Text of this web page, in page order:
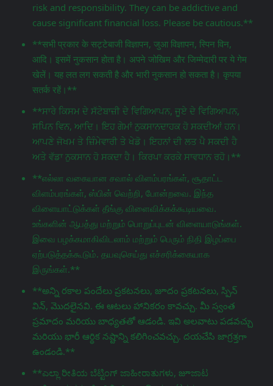
risk and responsibility. They can be addictive and
cause significant financial loss. Please be cautious.**
**सभी प्रकार के सट्टेबाजी विज्ञापन, जुआ विज्ञापन, स्पिन विन,
आदि। इसमें नुकसान होता है। अपने जोखिम और जिम्मेदारी पर ये गेम
खेलें। यह लत लग सकती है और भारी नुकसान हो सकता है। कृपया
सतर्क रहें।**
**ਸਾਰੇ ਕਿਸਮ ਦੇ ਸੱਟੇਬਾਜ਼ੀ ਦੇ ਵਿਗਿਆਪਨ, ਜੂਏ ਦੇ ਵਿਗਿਆਪਨ,
ਸਪਿਨ ਵਿਨ, ਆਦਿ। ਇਹ ਗੇਮਾਂ ਨੁਕਸਾਨਦਾਹਕ ਹੋ ਸਕਦੀਆਂ ਹਨ।
ਆਪਣੇ ਜੋਖਮ ਤੇ ਜ਼ਿੰਮੇਵਾਰੀ ਤੇ ਖੇਡੋ। ਇਹਨਾਂ ਦੀ ਲਤ ਪੈ ਸਕਦੀ ਹੈ
ਅਤੇ ਵੱਡਾ ਨੁਕਸਾਨ ਹੋ ਸਕਦਾ ਹੈ। ਕਿਰਪਾ ਕਰਕੇ ਸਾਵਧਾਨ ਰਹੋ।**
**எல்லா வகையான சவால் விளம்பரங்கள், சூதாட்ட
விளம்பரங்கள், ஸ்பின் வெற்றி, போன்றவை. இந்த
விளையாட்டுக்கள் தீங்கு விளைவிக்கக்கூடியவை.
உங்களின் ஆபத்து மற்றும் பொறுப்புடன் விளையாடுங்கள்.
இவை பழக்கமாகிவிடலாம் மற்றும் பெரும் நிதி இழப்பை
ஏற்படுத்தக்கூடும். தயவுசெய்து எச்சரிக்கையாக
இருங்கள்.**
**అన్ని రకాల పందేలు ప్రకటనలు, జూదం ప్రకటనలు, స్పిన్
విన్, మొదలైనవి. ఈ ఆటలు హానికరం కావచ్చు. మీ స్వంత
ప్రమాదం మరియు బాధ్యతతో ఆడండి. ఇవి అలవాటు పడవచ్చు
మరియు భారీ ఆర్థిక నష్టాన్ని కలిగించవచ్చు. దయచేసి జాగ్రತ್ತగా
ఉండండి.**
**ಎಲ್ಲಾ ರೀತಿಯ ಬೆಟ್ಟಿಂಗ್ ಜಾಹೀರಾತುಗಳು, జూಜಾಟ